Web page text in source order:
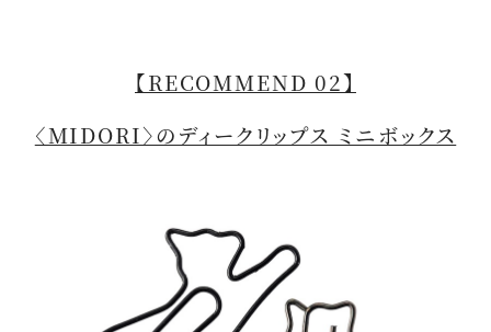
【RECOMMEND 02】
〈MIDORI〉のディークリップス ミニボックス